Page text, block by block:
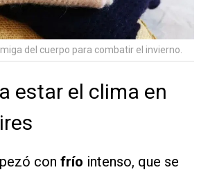
del cuerpo para combatir el invierno.
estar el clima en
con frío intenso, que se